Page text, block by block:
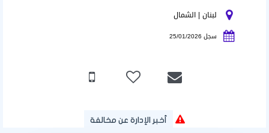
لبنان | الشمال
سجل 25/01/2026
أخبر الإدارة عن مخالفة